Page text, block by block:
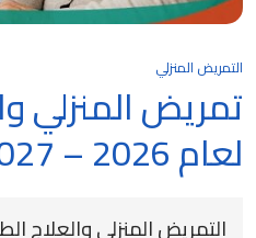
التمريض المنزلي
تمريض المنزلي
لعام 2026 – 2027
التمريض المنزلي والعلاج